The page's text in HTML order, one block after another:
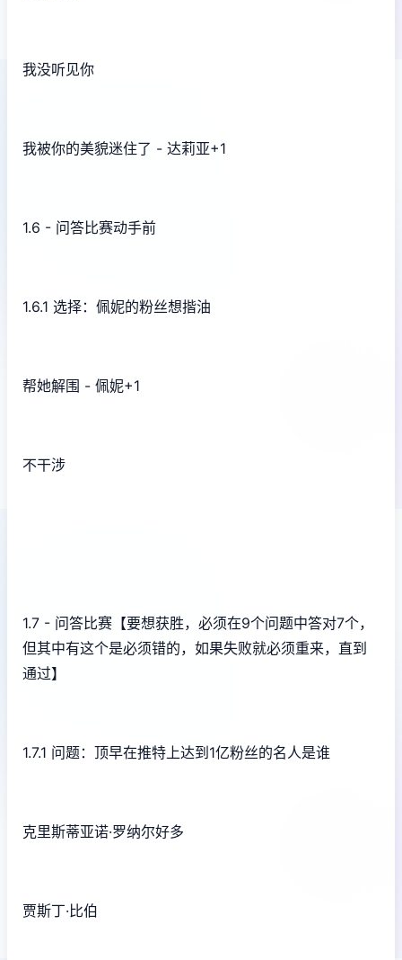
我没听见你
我被你的美貌迷住了 - 达莉亚+1
1.6 - 问答比赛动手前
1.6.1 选择：佩妮的粉丝想揩油
帮她解围 - 佩妮+1
不干涉
1.7 - 问答比赛【要想获胜，必须在9个问题中答对7个，
但其中有这个是必须错的，如果失败就必须重来，直到
通过】
1.7.1 问题：顶早在推特上达到1亿粉丝的名人是谁
克里斯蒂亚诺·罗纳尔好多
贾斯丁·比伯